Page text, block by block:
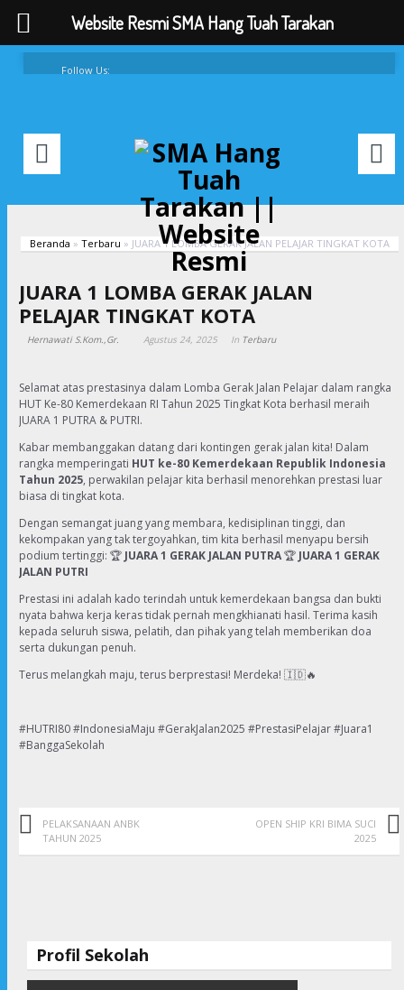
Follow Us:
Beranda »Terbaru » JUARA 1 LOMBA GERAK JALAN PELAJAR TINGKAT KOTA
JUARA 1 LOMBA GERAK JALAN
PELAJAR TINGKAT KOTA
Hernawati S.Kom.,Gr. Agustus 24, 2025 In Terbaru
Selamat atas prestasinya dalam Lomba Gerak Jalan Pelajar dalam rangka
HUT Ke-80 Kemerdekaan RI Tahun 2025 Tingkat Kota berhasil meraih
JUARA 1 PUTRA & PUTRI.
Kabar membanggakan datang dari kontingen gerak jalan kita! Dalam
rangka memperingati HUT ke-80 Kemerdekaan Republik Indonesia
Tahun 2025, perwakilan pelajar kita berhasil menorehkan prestasi luar
biasa di tingkat kota.
Dengan semangat juang yang membara, kedisiplinan tinggi, dan
kekompakan yang tak tergoyahkan, tim kita berhasil menyapu bersih
podium tertinggi: 🏆 JUARA 1 GERAK JALAN PUTRA🏆 JUARA 1 GERAK
JALAN PUTRI
Prestasi ini adalah kado terindah untuk kemerdekaan bangsa dan bukti
nyata bahwa kerja keras tidak pernah mengkhianati hasil. Terima kasih
kepada seluruh siswa, pelatih, dan pihak yang telah memberikan doa
serta dukungan penuh.
Terus melangkah maju, terus berprestasi! Merdeka! 🇮🇩🔥
#HUTRI80 #IndonesiaMaju #GerakJalan2025 #PrestasiPelajar #Juara1
#BanggaSekolah
PELAKSANAAN ANBK
TAHUN 2025
OPEN SHIP KRI BIMA SUCI
2025
Profil Sekolah
Website Resmi SMA Hang Tuah Tarakan